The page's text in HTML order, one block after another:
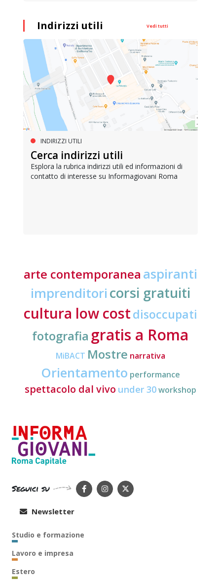
Indirizzi utili Vedi tutti
INDIRIZZI UTILI
Cerca indirizzi utili
Esplora la rubrica indirizzi utili ed informazioni di
contatto di interesse su Informagiovani Roma
arte contemporanea aspiranti
imprenditori corsi gratuiti
cultura low costdisoccupati
fotografia gratis a Roma
MiBACT Mostre narrativa
Orientamento performance
spettacolo dal vivo under 30workshop
Seguici su
Newsletter
Studio e formazione
Lavoro e impresa
Estero